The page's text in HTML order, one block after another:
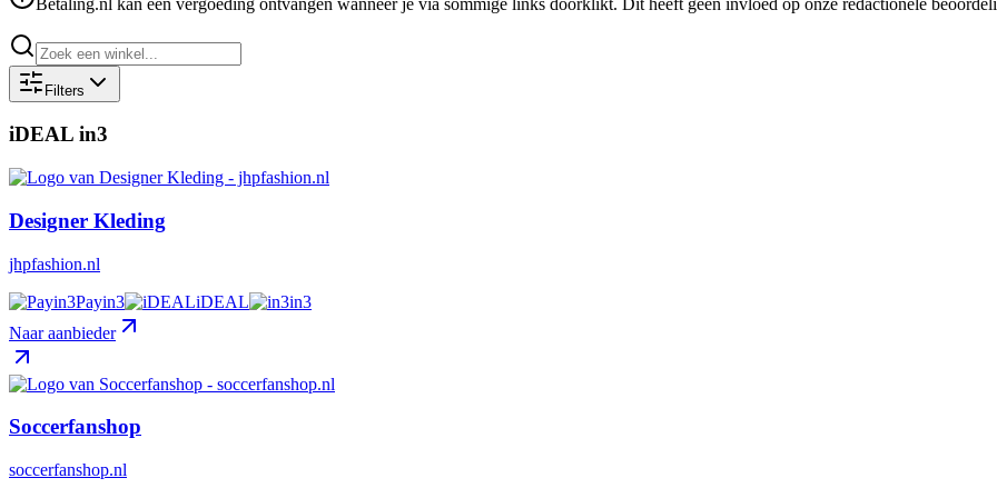
Filters
iDEAL in3
Designer Kleding
jhpfashion.nl
Payin3
iDEAL
in3
Naar aanbieder
Soccerfanshop
soccerfanshop.nl